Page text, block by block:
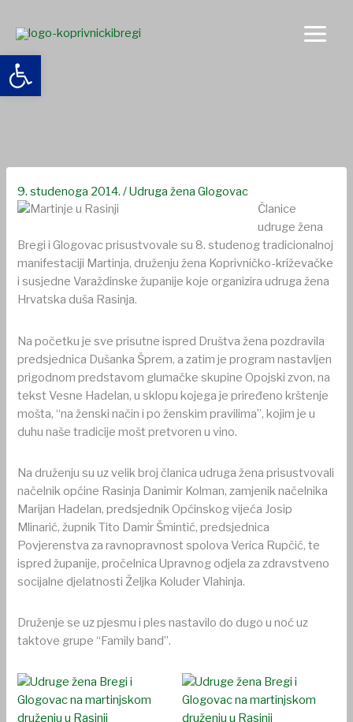
content
Udruge žena Bregi i Glogovac na martinjskom druženju u
9. studenoga 2014./Udruga žena Glogovac
Članice
udruge žena
Bregi i Glogovac prisustvovale su 8. studenog tradicionalnoj
manifestaciji Martinja, druženju žena Koprivničko-križevačke
i susjedne Varaždinske županije koje organizira udruga žena
Hrvatska duša Rasinja.
Na početku je sve prisutne ispred Društva žena pozdravila
predsjednica Dušanka Šprem, a zatim je program nastavljen
prigodnom predstavom glumačke skupine Opojski zvon, na
tekst Vesne Hadelan, u sklopu kojega je priređeno krštenje
mošta, “na ženski način i po ženskim pravilima”, kojim je u
duhu naše tradicije mošt pretvoren u vino.
Na druženju su uz velik broj članica udruga žena prisustvovali
načelnik općine Rasinja Danimir Kolman, zamjenik načelnika
Marijan Hadelan, predsjednik Općinskog vijeća Josip
Mlinarić, župnik Tito Damir Šmintić, predsjednica
Povjerenstva za ravnopravnost spolova Verica Rupčić, te
ispred županije, pročelnica Upravnog odjela za zdravstveno
socijalne djelatnosti Željka Koluder Vlahinja.
Druženje se uz pjesmu i ples nastavilo do dugo u noć uz
taktove grupe “Family band”.
Open toolbar